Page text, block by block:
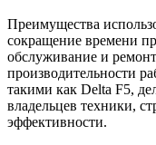
Преимущества
сокращение времени
обслуживание и
производительности
такими как Delta F5,
владельцев техники,
эффективности.